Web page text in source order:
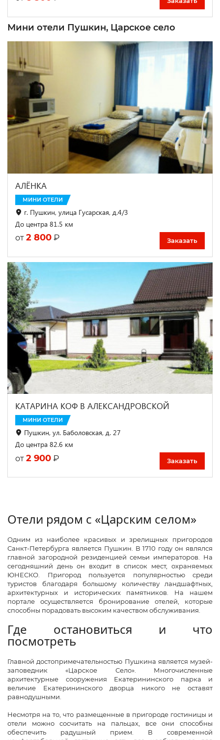
Мини отели Пушкин, Царское село
АЛЁНКА
МИНИ ОТЕЛИ
г. Пушкин, улица Гусарская, д.4/3
До центра 81.5 км
от 2 800 ₽ Заказать
КАТАРИНА КОФ В АЛЕКСАНДРОВСКОЙ
МИНИ ОТЕЛИ
Пушкин, ул. Баболовская, д. 27
До центра 82.6 км
от 2 900 ₽ Заказать
Отели рядом с «Царским селом»
Одним из наиболее красивых и зрелищных пригородов
Санкт-Петербурга является Пушкин. В 1710 году он являлся
главной загородной резиденцией семьи императоров. На
сегодняшний день он входит в список мест, охраняемых
ЮНЕСКО. Пригород пользуется популярностью среди
туристов благодаря большому количеству ландшафтных,
архитектурных и исторических памятников. На нашем
портале осуществляется бронирование отелей, которые
способны порадовать высоким качеством обслуживания.
Где остановиться и что
посмотреть
Главной достопримечательностью Пушкина является музей-
заповедник «Царское Село». Многочисленные
архитектурные сооружения Екатерининского парка и
величие Екатерининского дворца никого не оставят
равнодушными.
Несмотря на то, что размещенные в пригороде гостиницы и
отели можно сосчитать на пальцах, все они способны
обеспечить радушный прием. В современной